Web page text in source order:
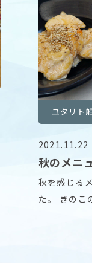
ユタリト
2021.11.22
秋のメニ
秋を感じる
た。 きのこ